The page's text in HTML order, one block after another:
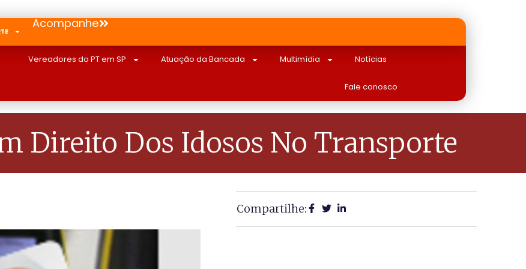
Acompanhe
Vereadores do PT em SP Atuação da Bancada Multimídia Notícias
Fale conosco
Direito Dos Idosos No Transporte
Compartilhe: